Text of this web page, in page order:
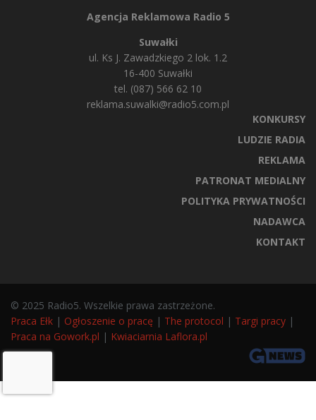
Agencja Reklamowa Radio 5
Suwałki
ul. Ks J. Zawadzkiego 2 lok. 1.2
16-400 Suwałki
tel. (087) 566 62 10
reklama.suwalki@radio5.com.pl
KONKURSY
LUDZIE RADIA
REKLAMA
PATRONAT MEDIALNY
POLITYKA PRYWATNOŚCI
NADAWCA
KONTAKT
© 2025 Radio5. Wszelkie prawa zastrzeżone.
Praca Ełk | Ogłoszenie o pracę | The protocol | Targi pracy |
Praca na Gowork.pl | Kwiaciarnia Laflora.pl